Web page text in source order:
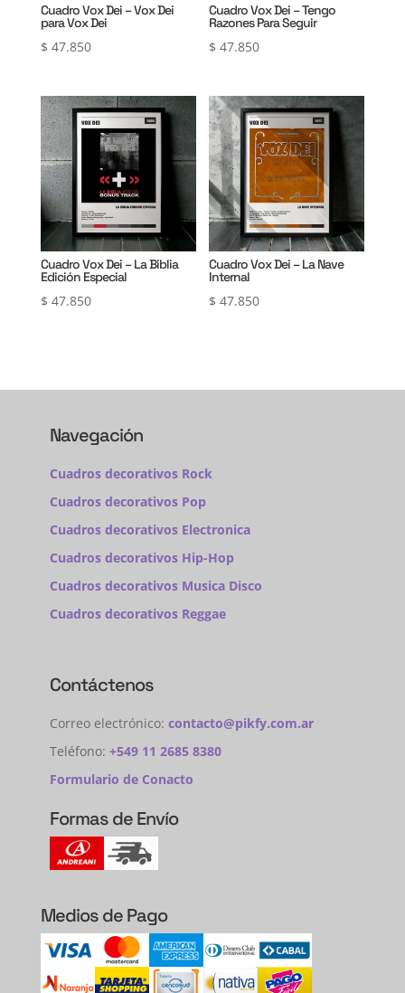
Cuadro Vox Dei – Vox Dei
para Vox Dei
$ 47.850
Cuadro Vox Dei – Tengo
Razones Para Seguir
$ 47.850
Cuadro Vox Dei – La Biblia
Edición Especial
$ 47.850
Cuadro Vox Dei – La Nave
Internal
$ 47.850
Navegación
Cuadros decorativos Rock
Cuadros decorativos Pop
Cuadros decorativos Electronica
Cuadros decorativos Hip-Hop
Cuadros decorativos Musica Disco
Cuadros decorativos Reggae
Contáctenos
Correo electrónico: contacto@pikfy.com.ar
Teléfono: +549 11 2685 8380
Formulario de Conacto
Formas de Envío
Medios de Pago